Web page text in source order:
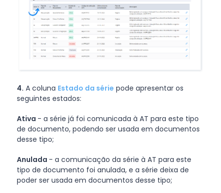
4. A coluna Estado da série pode apresentar os
seguintes estados:
Ativa - a série já foi comunicada à AT para este tipo
de documento, podendo ser usada em documentos
desse tipo;
Anulada - a comunicação da série à AT para este
tipo de documento foi anulada, e a série deixa de
poder ser usada em documentos desse tipo;